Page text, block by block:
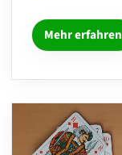
Mehr erfahren